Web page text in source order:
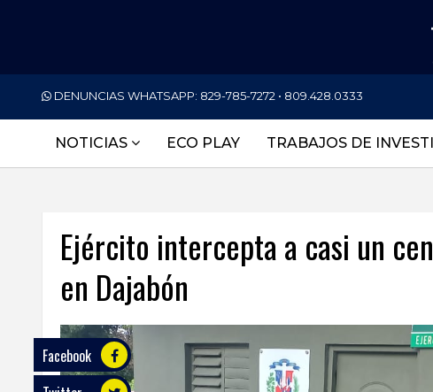
DENUNCIAS WHATSAPP: 829-785-7272 • 809.428.0333
NOTICIAS ECO PLAY TRABAJOS DE
NACIONALES
ECONOMÍA
DEPORTES
SALUD
Ejército intercepta a casi un
en Dajabón
Facebook